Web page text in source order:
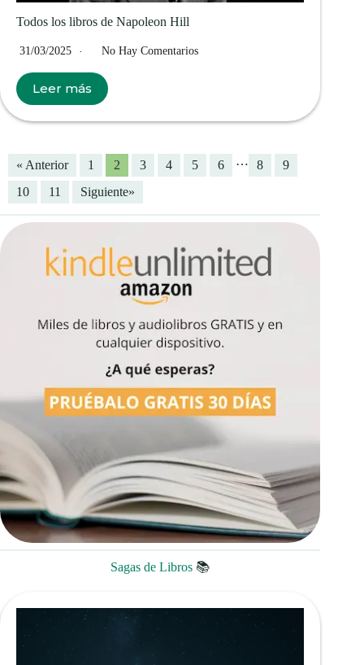
Todos los libros de Napoleon Hill
31/03/2025 No Hay Comentarios
Leer más
« Anterior 1 2 3 4 5 6 … 8
9
10
11 Siguiente»
Sagas de Libros 📚